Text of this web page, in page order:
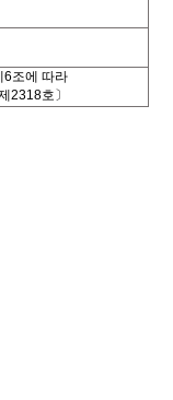
6조에 따라
2318호〕